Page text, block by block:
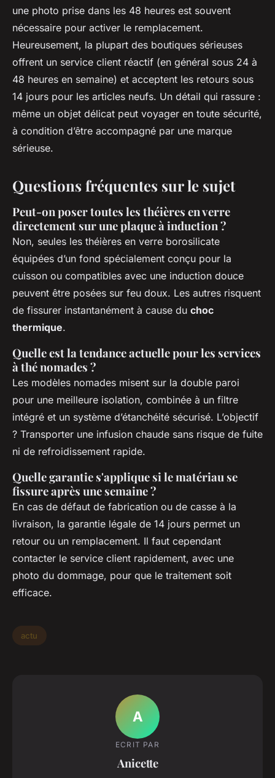
une photo prise dans les 48 heures est souvent
nécessaire pour activer le remplacement.
Heureusement, la plupart des boutiques sérieuses
offrent un service client réactif (en général sous 24 à
48 heures en semaine) et acceptent les retours sous
14 jours pour les articles neufs. Un détail qui rassure :
même un objet délicat peut voyager en toute sécurité,
à condition d’être accompagné par une marque
sérieuse.
Questions fréquentes sur le sujet
Peut-on poser toutes les théières en verre
directement sur une plaque à induction ?
Non, seules les théières en verre borosilicate
équipées d’un fond spécialement conçu pour la
cuisson ou compatibles avec une induction douce
peuvent être posées sur feu doux. Les autres risquent
de fissurer instantanément à cause du choc
thermique.
Quelle est la tendance actuelle pour les services
à thé nomades ?
Les modèles nomades misent sur la double paroi
pour une meilleure isolation, combinée à un filtre
intégré et un système d’étanchéité sécurisé. L’objectif
? Transporter une infusion chaude sans risque de fuite
ni de refroidissement rapide.
Quelle garantie s'applique si le matériau se
fissure après une semaine ?
En cas de défaut de fabrication ou de casse à la
livraison, la garantie légale de 14 jours permet un
retour ou un remplacement. Il faut cependant
contacter le service client rapidement, avec une
photo du dommage, pour que le traitement soit
efficace.
actu
A
ECRIT PAR
Anicette